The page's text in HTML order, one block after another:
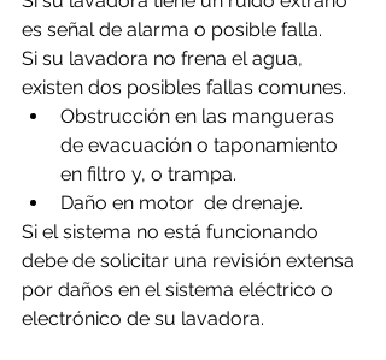
es señal de alarma o posible falla.
Si su lavadora no frena el agua,
existen dos posibles fallas comunes.
Obstrucción en las mangueras
de evacuación o taponamiento
en filtro y, o trampa.
Daño en motor  de drenaje.
Si el sistema no está funcionando
debe de solicitar una revisión extensa
por daños en el sistema eléctrico o
electrónico de su lavadora.